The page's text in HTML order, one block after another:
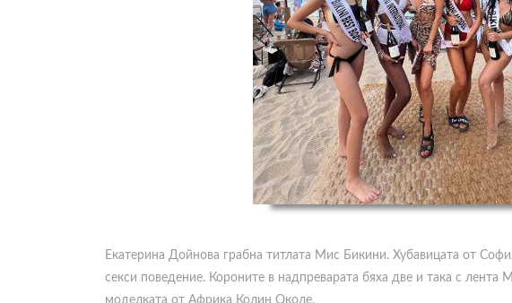
Екатерина Дойнова грабна титлата Мис Бикини. Хубавицата от
секси поведение. Короните в надпреварата бяха две и така с
моделката от Африка Колин Околе.